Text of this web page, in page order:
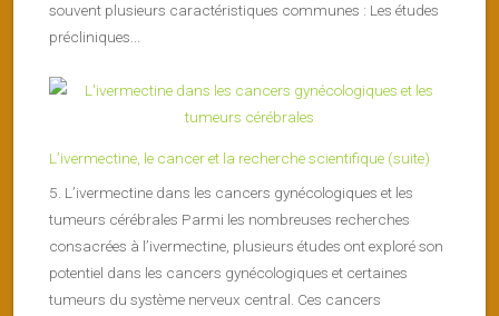
souvent plusieurs caractéristiques communes : Les études
précliniques...
L’ivermectine, le cancer et la recherche scientifique (suite)
5. L’ivermectine dans les cancers gynécologiques et les
tumeurs cérébrales Parmi les nombreuses recherches
consacrées à l’ivermectine, plusieurs études ont exploré son
potentiel dans les cancers gynécologiques et certaines
tumeurs du système nerveux central. Ces cancers